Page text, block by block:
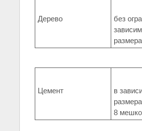
Дерево
без
Цемент
в
8